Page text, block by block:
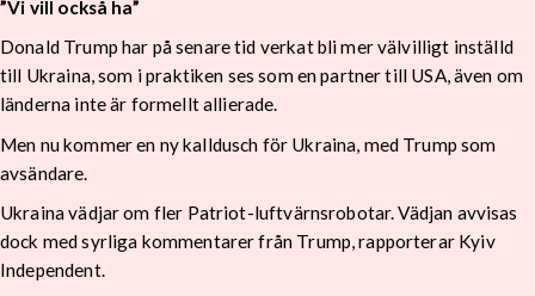
”Vi vill också ha”
Donald Trump har på senare tid verkat bli mer välvilligt inställd
till Ukraina, som i praktiken ses som en partner till USA, även om
länderna inte är formellt allierade.
Men nu kommer en ny kalldusch för Ukraina, med Trump som
avsändare.
Ukraina vädjar om fler Patriot-luftvärnsrobotar. Vädjan avvisas
dock med syrliga kommentarer från Trump, rapporterar Kyiv
Independent.